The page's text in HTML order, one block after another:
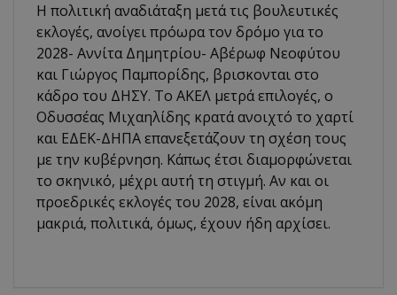
Η πολιτική αναδιάταξη μετά τις βουλευτικές
εκλογές, ανοίγει πρόωρα τον δρόμο για το
2028- Αννίτα Δημητρίου- Αβέρωφ Νεοφύτου
και Γιώργος Παμπορίδης, βρισκονται στο
κάδρο του ΔΗΣΥ. Το ΑΚΕΛ μετρά επιλογές, ο
Οδυσσέας Μιχαηλίδης κρατά ανοιχτό το χαρτί
και ΕΔΕΚ-ΔΗΠΑ επανεξετάζουν τη σχέση τους
με την κυβέρνηση. Κάπως έτσι διαμορφώνεται
το σκηνικό, μέχρι αυτή τη στιγμή. Αν και οι
προεδρικές εκλογές του 2028, είναι ακόμη
μακριά, πολιτικά, όμως, έχουν ήδη αρχίσει.